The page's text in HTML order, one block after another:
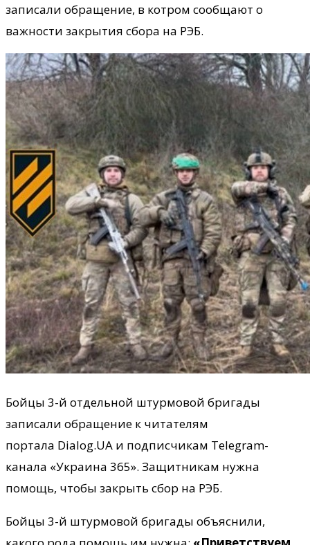
записали обращение, в котром сообщают о
важности закрытия сбора на РЭБ.
Бойцы 3-й отдельной штурмовой бригады
записали обращение к читателям
портала Dialog.UA и подписчикам Telegram-
канала «Украина 365». Защитникам нужна
помощь, чтобы закрыть сбор на РЭБ.
Бойцы 3-й штурмовой бригады объяснили,